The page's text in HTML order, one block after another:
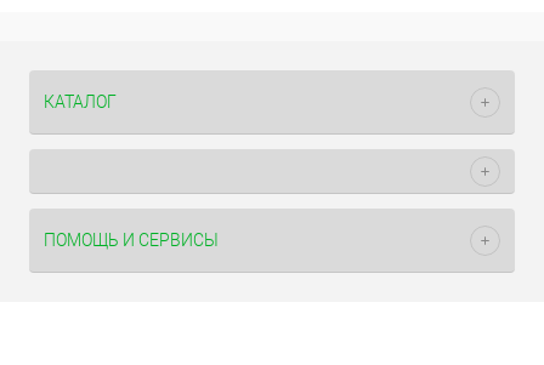
КАТАЛОГ
ПОМОЩЬ И СЕРВИСЫ